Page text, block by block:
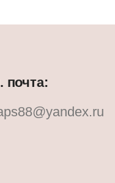
почта: